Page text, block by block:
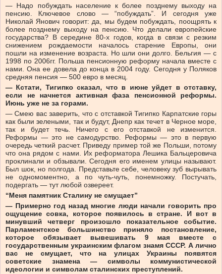
— Надо побуждать население к более позднему выходу на
пенсию. Ключевое слово — “побуждать”. И сегодня уже
Николай Янович говорит: да, мы будем побуждать, поощрять к
более позднему выходу на пенсию. Что делали европейские
государства? В середине 80-х годов, когда в связи с резким
снижением рождаемости началось старение Европы, они
пошли на изменение возраста. Но шли они долго. Бельгия — с
1998 по 2006гг. Польша пенсионную реформу начала вместе с
нами. Она ее довела до конца в 2004 году. Сегодня у Поляков
средняя пенсия — 500 евро в месяц.
— Кстати, Тигипко сказал, что в июне уйдет в отставку,
если не начнется активная фаза пенсионной реформы.
Июнь уже не за горами.
— Смею вас заверить, что с отставкой Тигипко Карпатские горы
как были зелеными, так и будут, Днепр как течет в Черное море,
так и будет течь. Ничего с его отставкой не изменится.
Реформы — это не самодурство. Реформы — это в первую
очередь четкий расчет. Приведу пример той же Польши, потому
что она рядом с нами. Их реформатора Лешика Бальцеровича
проклинали и обзывали. Сегодня его именем улицы называют.
Был шок, но полгода. Представьте себе, человеку зуб вырывать
не одномоментно, а по чуть-чуть, понемножку. Постучать,
подергать — тут любой озвереет.
“Меня памятник Сталину не смущает”
— Примерно год назад многие люди начали говорить про
ощущение совка, которое появилось в стране. И вот в
минувший четверг произошло показательное событие.
Парламентское большинство приняло постановление,
которое обязывает вывешивать 9 мая вместе с
государственным украинским флагом знамя СССР. А лично
вас не смущает, что на улицах Украины появятся
советские знамена — символы коммунистической
идеологии и символам сталинских преступлений.